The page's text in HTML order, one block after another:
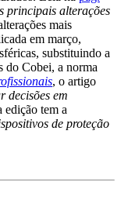
principais alterações
mais
em março,
substituindo a
do Cobei, a norma
, o artigo
decisões em
edição tem a
de proteção